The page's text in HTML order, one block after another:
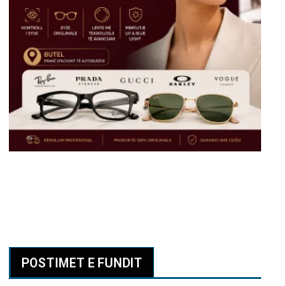
POSTIMET E FUNDIT